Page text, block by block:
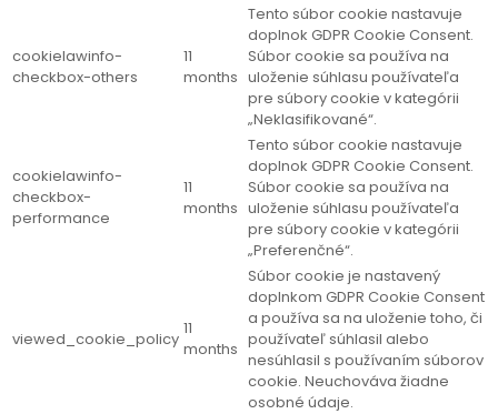
cookielawinfo-
checkbox-others
11
months
Tento súbor cookie nastavuje
doplnok GDPR Cookie Consent.
Súbor cookie sa používa na
uloženie súhlasu používateľa
pre súbory cookie v kategórii
„Neklasifikované“.
cookielawinfo-
checkbox-
performance
11
months
Tento súbor cookie nastavuje
doplnok GDPR Cookie Consent.
Súbor cookie sa používa na
uloženie súhlasu používateľa
pre súbory cookie v kategórii
„Preferenčné“.
viewed_cookie_policy
11
months
Súbor cookie je nastavený
doplnkom GDPR Cookie Consent
a používa sa na uloženie toho, či
používateľ súhlasil alebo
nesúhlasil s používaním súborov
cookie. Neuchováva žiadne
osobné údaje.